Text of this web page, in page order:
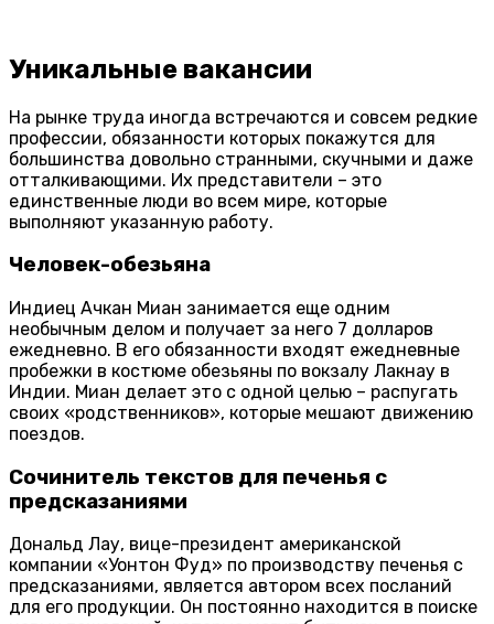
Уникальные вакансии
На рынке труда иногда встречаются и совсем редкие
профессии, обязанности которых покажутся для
большинства довольно странными, скучными и даже
отталкивающими. Их представители – это
единственные люди во всем мире, которые
выполняют указанную работу.
Человек-обезьяна
Индиец Ачкан Миан занимается еще одним
необычным делом и получает за него 7 долларов
ежедневно. В его обязанности входят ежедневные
пробежки в костюме обезьяны по вокзалу Лакнау в
Индии. Миан делает это с одной целью – распугать
своих «родственников», которые мешают движению
поездов.
Сочинитель текстов для печенья с
предсказаниями
Дональд Лау, вице-президент американской
компании «Уонтон Фуд» по производству печенья с
предсказаниями, является автором всех посланий
для его продукции. Он постоянно находится в поиске